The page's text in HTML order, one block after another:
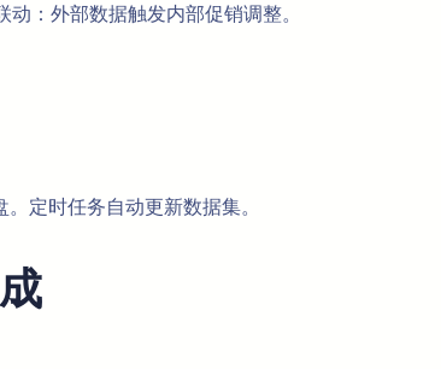
：外部数据触发内部促销调整。
定时任务自动更新数据集。